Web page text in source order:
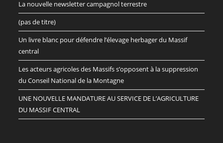
La nouvelle newsletter campagnol terrestre
(pas de titre)
Un livre blanc pour défendre l’élevage herbager du Massif
central
Les acteurs agricoles des Massifs s’opposent à la suppression
du Conseil National de la Montagne
UNE NOUVELLE MANDATURE AU SERVICE DE L’AGRICULTURE
DU MASSIF CENTRAL